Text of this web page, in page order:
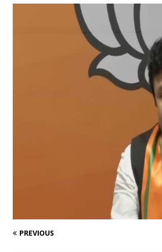
[ Aug 7, 2026 1:52 am ] প্রতিবাদ
[ Jul 17, 2024 3:35 pm ]
চুরির
PREVIOUS